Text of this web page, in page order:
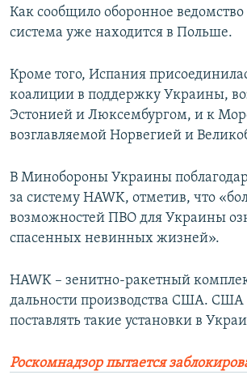
Как сообщило оборонное
система уже находится в Польше.
Кроме того, Испания
коалиции в поддержку Украины,
Эстонией и Люксембургом, и к
возглавляемой Норвегией и
В Минобороны Украины
за систему HAWK, отметив, что
возможностей ПВО для Украины
спасенных невинных жизней».
HAWK – зенитно-ракетный
дальности производства США. США
поставлять такие установки в
Роскомнадзор пытается